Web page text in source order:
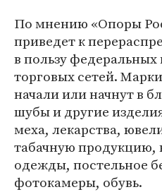
По мнению «Опоры
приведет к
в пользу
торговых сетей.
начали или начнут в
шубы и другие
меха, лекарства,
табачную продукцию,
одежды, постельное
фотокамеры, обувь.